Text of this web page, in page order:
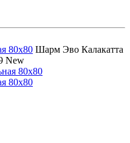
80x80 Шарм Эво Калакатта
New
80x80